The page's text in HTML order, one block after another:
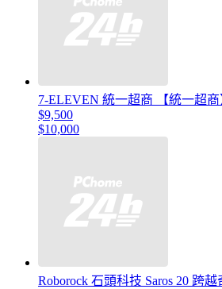
7-ELEVEN 統一超商 【統一超
$9,500
$10,000
Roborock 石頭科技 Saros 20 跨